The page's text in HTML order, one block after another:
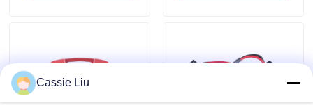
Batterie de chariot élévateur au lithium-ion de 48 volts
Batterie de camion de palette
Cassie Liu